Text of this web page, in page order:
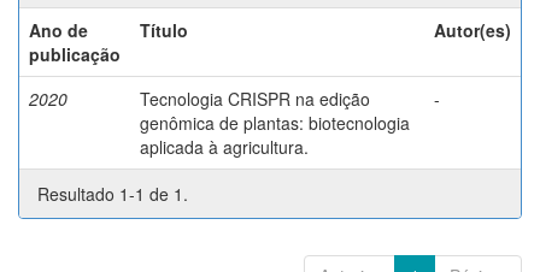
Ano de
publicação
Título Autor(es)
2020
Tecnologia CRISPR na edição
genômica de plantas: biotecnologia
aplicada à agricultura.
-
Resultado 1-1 de 1.